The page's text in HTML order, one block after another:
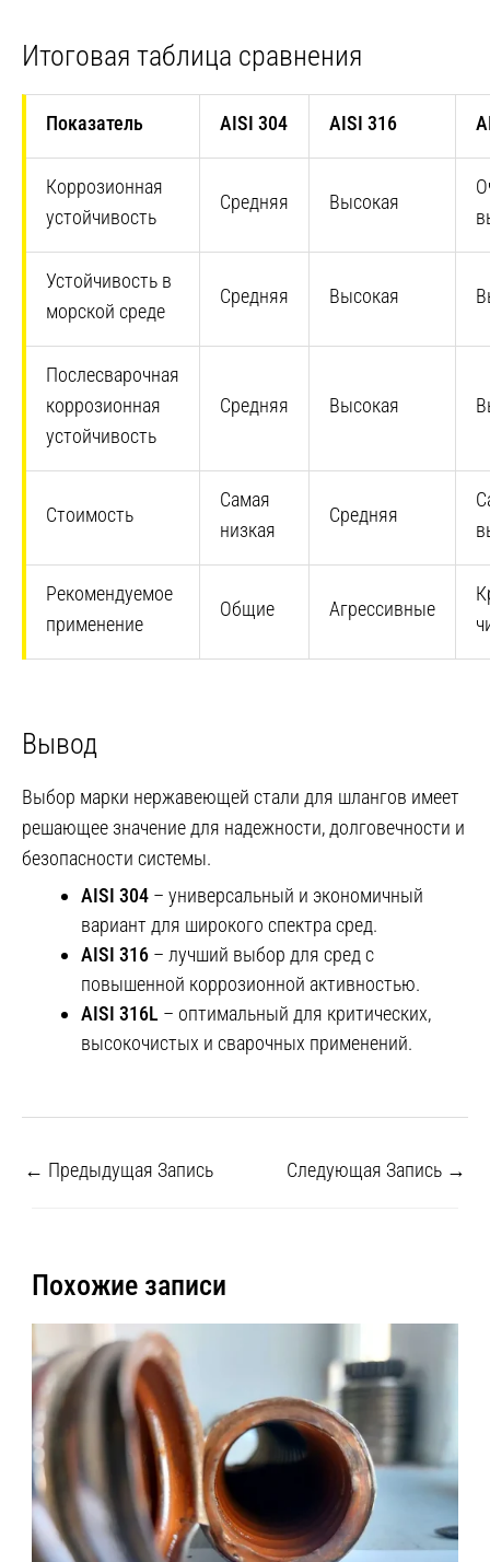
Итоговая таблица сравнения
Показатель AISI 304 AISI 316
Коррозионная
устойчивость
Средняя Высокая
Устойчивость в
морской среде
Средняя Высокая
Послесварочная
коррозионная
устойчивость
Средняя Высокая
Стоимость
Самая
низкая
Средняя
Рекомендуемое
применение
Общие Агрессивные
Вывод
Выбор марки нержавеющей стали для шлангов имеет
решающее значение для надежности, долговечности и
безопасности системы.
AISI 304 – универсальный и экономичный
вариант для широкого спектра сред.
AISI 316 – лучший выбор для сред с
повышенной коррозионной активностью.
AISI 316L – оптимальный для критических,
высокочистых и сварочных применений.
← Предыдущая Запись Следующая Запись →
Похожие записи